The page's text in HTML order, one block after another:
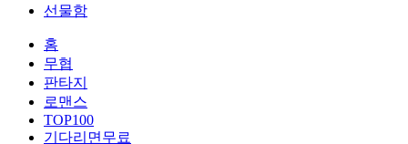
선물함
홈
무협
판타지
로맨스
TOP100
기다리면무료